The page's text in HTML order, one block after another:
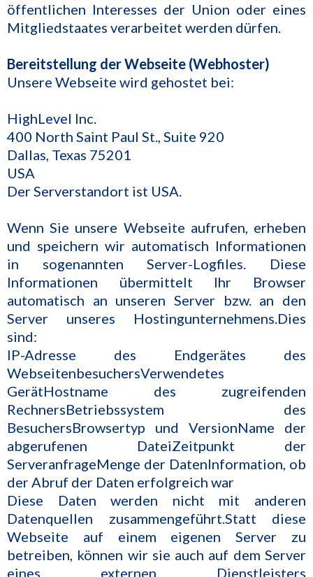
öffentlichen Interesses der Union oder eines
Mitgliedstaates verarbeitet werden dürfen.
Bereitstellung der Webseite (Webhoster)
Unsere Webseite wird gehostet bei:
HighLevel Inc.
400 North Saint Paul St., Suite 920
Dallas, Texas 75201
USA
Der Serverstandort ist USA.
Wenn Sie unsere Webseite aufrufen, erheben
und speichern wir automatisch Informationen
in sogenannten Server-Logfiles. Diese
Informationen übermittelt Ihr Browser
automatisch an unseren Server bzw. an den
Server unseres Hostingunternehmens.Dies
sind:
IP-Adresse des Endgerätes des
WebseitenbesuchersVerwendetes
GerätHostname des zugreifenden
RechnersBetriebssystem des
BesuchersBrowsertyp und VersionName der
abgerufenen DateiZeitpunkt der
ServeranfrageMenge der DatenInformation, ob
der Abruf der Daten erfolgreich war
Diese Daten werden nicht mit anderen
Datenquellen zusammengeführt.Statt diese
Webseite auf einem eigenen Server zu
betreiben, können wir sie auch auf dem Server
eines externen Dienstleisters